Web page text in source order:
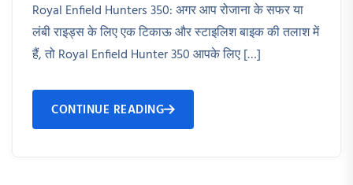
Royal Enfield Hunters 350: अगर आप रोजाना के सफर या
लंबी राइड्स के लिए एक टिकाऊ और स्टाइलिश बाइक की तलाश में
हैं, तो Royal Enfield Hunter 350 आपके लिए […]
CONTINUE READING